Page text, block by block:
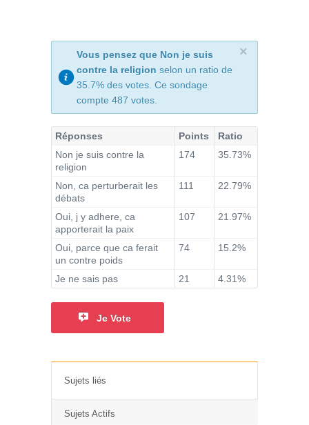
×
Vous pensez que Non je suis
contre la religion selon un ratio de
35.7% des votes. Ce sondage
compte 487 votes.
Réponses Points
Ratio
Non je suis contre la
religion
174 35.73%
Non, ca perturberait les
débats
111 22.79%
Oui, j y adhere, ca
apporterait la paix
107 21.97%
Oui, parce que ca ferait
un contre poids
74 15.2%
Je ne sais pas 21 4.31%
Je Vote
Sujets liés
Sujets Actifs